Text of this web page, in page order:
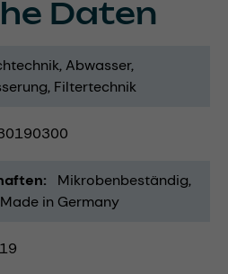
Daten
Abwasser
Filtertechnik
Mikrobenbeständig
Made in Germany
19